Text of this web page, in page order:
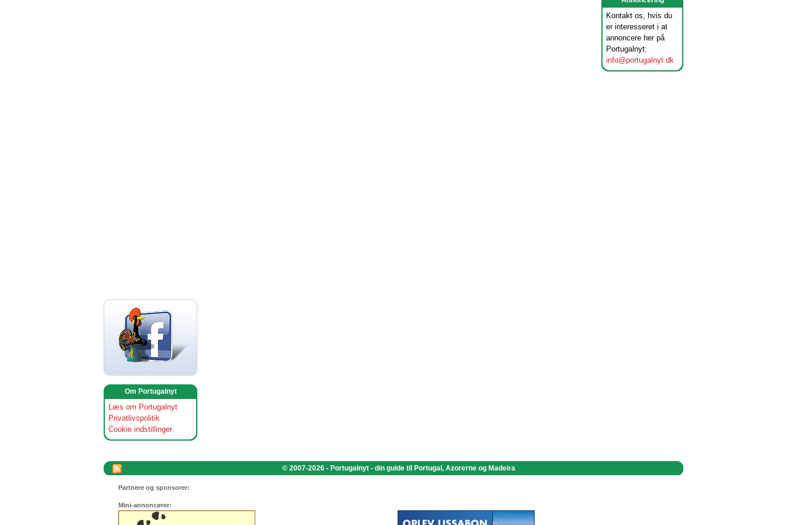
Kontakt os, hvis du
er interesseret i at
annoncere her på
Portugalnyt:
info@portugalnyt.dk
Om Portugalnyt
Læs om Portugalnyt
Privatlivspolitik
Cookie indstillinger
© 2007-2026 - Portugalnyt - din guide til Portugal, Azorerne og Madeira
Partnere og sponsorer:
Mini-annoncører: